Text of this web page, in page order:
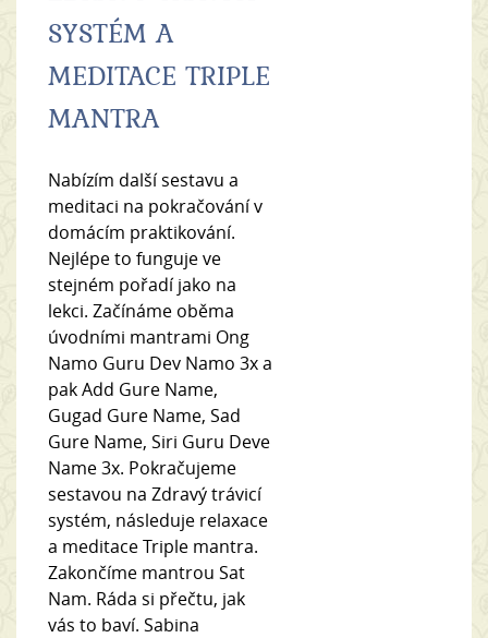
SYSTÉM A
MEDITACE TRIPLE
MANTRA
Nabízím další sestavu a
meditaci na pokračování v
domácím praktikování.
Nejlépe to funguje ve
stejném pořadí jako na
lekci. Začínáme oběma
úvodními mantrami Ong
Namo Guru Dev Namo 3x a
pak Add Gure Name,
Gugad Gure Name, Sad
Gure Name, Siri Guru Deve
Name 3x. Pokračujeme
sestavou na Zdravý trávicí
systém, následuje relaxace
a meditace Triple mantra.
Zakončíme mantrou Sat
Nam. Ráda si přečtu, jak
vás to baví. Sabina